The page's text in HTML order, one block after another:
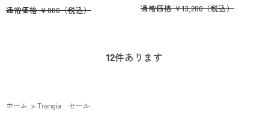
通常価格￥880（税込） 通常価格￥13,200（税込）
12件あります
ホーム > Trangia セール